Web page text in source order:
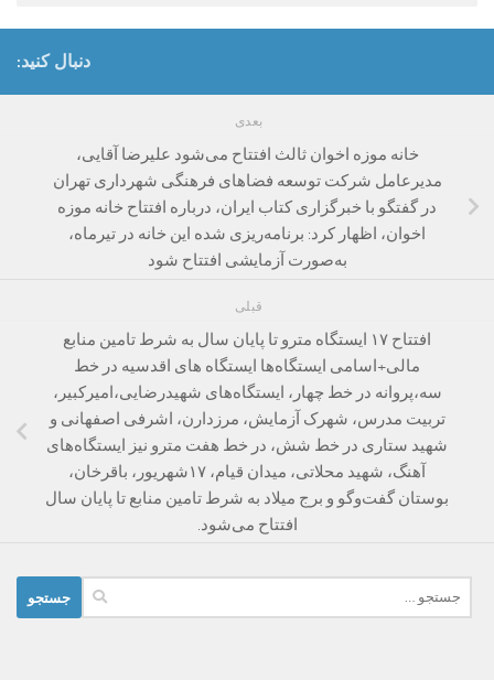
دنبال کنید:
بعدی
خانه ‌موزه اخوان ثالث افتتاح می‌شود علیرضا آقایی،
مدیرعامل شرکت توسعه فضاهای فرهنگی شهرداری تهران
در گفتگو با خبرگزاری کتاب ایران، درباره افتتاح خانه موزه
اخوان، اظهار کرد: برنامه‌ریزی شده این خانه در تیر‌ماه،
به‌صورت آزمایشی افتتاح شود
قبلی
افتتاح ۱۷ ایستگاه مترو تا پایان سال به شرط تامین منابع
مالی+اسامی ایستگاه‌ها ایستگاه های اقدسیه در خط
سه،پروانه در خط چهار، ایستگاه‌های شهیدرضایی،امیرکبیر،
تربیت مدرس، شهرک آزمایش، مرزدارن، اشرفی اصفهانی و
شهید ستاری در خط شش، در خط هفت مترو نیز ایستگاه‌های
آهنگ، شهید محلاتی، میدان قیام، ۱۷شهریور، باقرخان،
بوستان گفت‌وگو و برج میلاد به شرط تامین منابع تا پایان سال
افتتاح می‌شود.
برای: